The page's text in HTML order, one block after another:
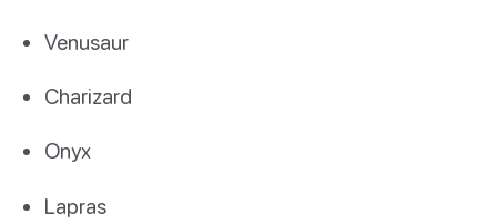
Venusaur
Charizard
Onyx
Lapras